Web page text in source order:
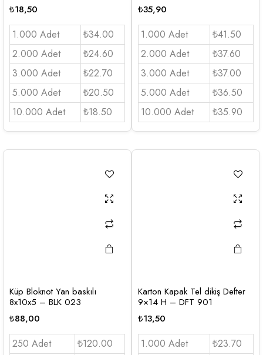
₺18,50
1.000 Adet
₺34.00
2.000 Adet
₺24.60
3.000 Adet
₺22.70
5.000 Adet
₺20.50
10.000 Adet
₺18.50
₺35,90
1.000 Adet
₺41.50
2.000 Adet
₺37.60
3.000 Adet
₺37.00
5.000 Adet
₺36.50
10.000 Adet
₺35.90
Küp Bloknot Yan baskılı
8x10x5 – BLK 023
₺88,00
250 Adet
₺120.00
Karton Kapak Tel dikiş Defter
9×14 H – DFT 901
₺13,50
1.000 Adet
₺23.70